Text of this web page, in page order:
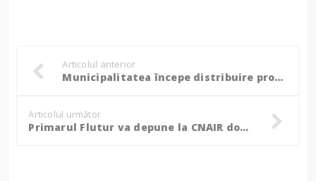
Articolul anterior
Municipalitatea începe distribuire produselor alimentare prin Programul Operațional Ajutorarea Persoanelor Defavorizate POAD 2020
Articolul următor
Primarul Flutur va depune la CNAIR documentația pentru realizarea șoselei de centură a municipiului Botoșani